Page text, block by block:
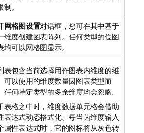
制。
网格图设置对话框，您可在其中基于
维度创建图表阵列。任何类型的位图
均可以网格图显示。
表包含当前选择用作图表内维度的维
可以使用的维度数量因图表类型而
任何特定类型的多余维度均会忽略。
表格之中时，维度数据单元格会借助
表达式动态格式化。每当为维度输入
属性表达式时，它的图标将从灰色转